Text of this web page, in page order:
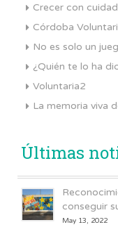
Crecer con
Córdoba
No es solo un
¿Quién te lo ha
Voluntaria2
La memoria viva
Últimas
conseguir
May 13, 2022